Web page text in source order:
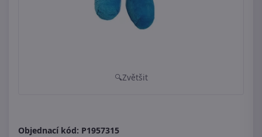
Zvětšit
Objednací kód: P1957315